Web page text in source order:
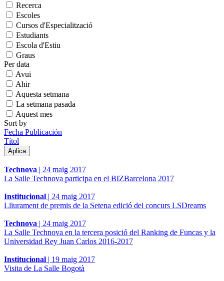
Recerca
Escoles
Cursos d'Especialització
Estudiants
Escola d'Estiu
Graus
Per data
Avui
Ahir
Aquesta setmana
La setmana pasada
Aquest mes
Sort by
Fecha Publicación
Títol
Technova | 24 maig 2017
La Salle Technova participa en el BIZBarcelona 2017
Institucional | 24 maig 2017
Lliurament de premis de la Setena edició del concurs LSDreams
Technova | 24 maig 2017
La Salle Technova en la tercera posició del Ranking de Funcas y la
Universidad Rey Juan Carlos 2016-2017
Institucional | 19 maig 2017
Visita de La Salle Bogotà